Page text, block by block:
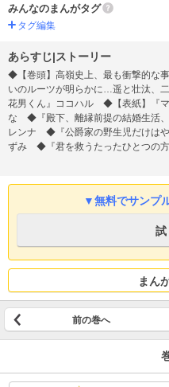
みんなのまんがタグ
タグ編集
あらすじ|ストーリー
◆【巻頭】高嶺史上、最も衝撃的な
いのルーツが明らかに…遥と壮汰、
花男くん』ココハル ◆【表紙】『
な ◆『殿下、離縁前提の結婚生活、
レンナ ◆『公爵家の野生児だけは
ずみ ◆『君を救うたったひとつの
なりました』作画:愛田カノン・原
せんので』南海本体 ◆『兄サーの姫
れてみせます！～』Leu(ﾚｳ)
▼無料でサンプ
試
まん
前の巻へ